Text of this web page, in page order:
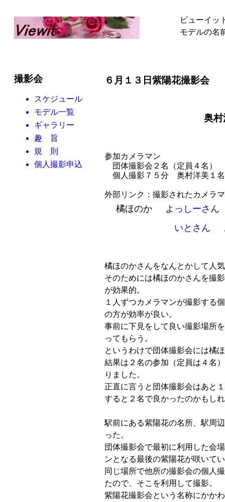
ビューイッ
モデルの名
撮影会
スケジュール
モデル一覧
ギャラリー
趣 旨
規 則
個人撮影申込
６月１３日紫陽花撮
奥
参加カメラマン
団体撮影会２名（定員４名）
個人撮影７５分 奥村洋美１名
外部リンク：撮影されたカメラ
橘ほのか
よっしーさん
いとさん
橘ほのかさんをなんとかして人
そのためには橘ほのかさんを撮
が効果的。
１人ずつカメラマンが撮影する
の方が効率が良い。
事前に下見をして良い撮影場所
ってもらう。
というわけで団体撮影会には橘
結果は２名の参加（定員は４名
りました。
正直に言うと団体撮影会はあと
すると２名で良かったのかもし
駅前にある紫陽花の名所、駅周
った。
団体撮影会で最初に利用した会
ンとなる最後の紫陽花が咲いて
同じ場所で他所の撮影会の個人
たので、そこを利用して撮影。
紫陽花撮影会という名称にかか